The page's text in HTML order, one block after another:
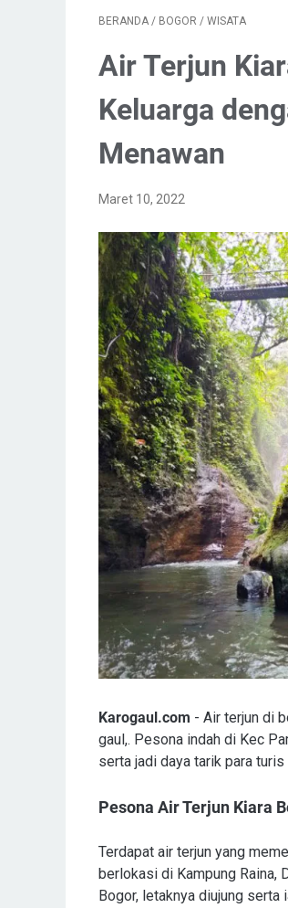
BERANDA / BOGOR / WISATA
Air Terjun
Keluarga
Menawan
Maret 10, 2022
Karogaul.com - Air terjun di
gaul,. Pesona indah di Kec
serta jadi daya tarik para
Pesona Air Terjun Kiara
Terdapat air terjun yang
berlokasi di Kampung Raina,
Bogor, letaknya diujung serta